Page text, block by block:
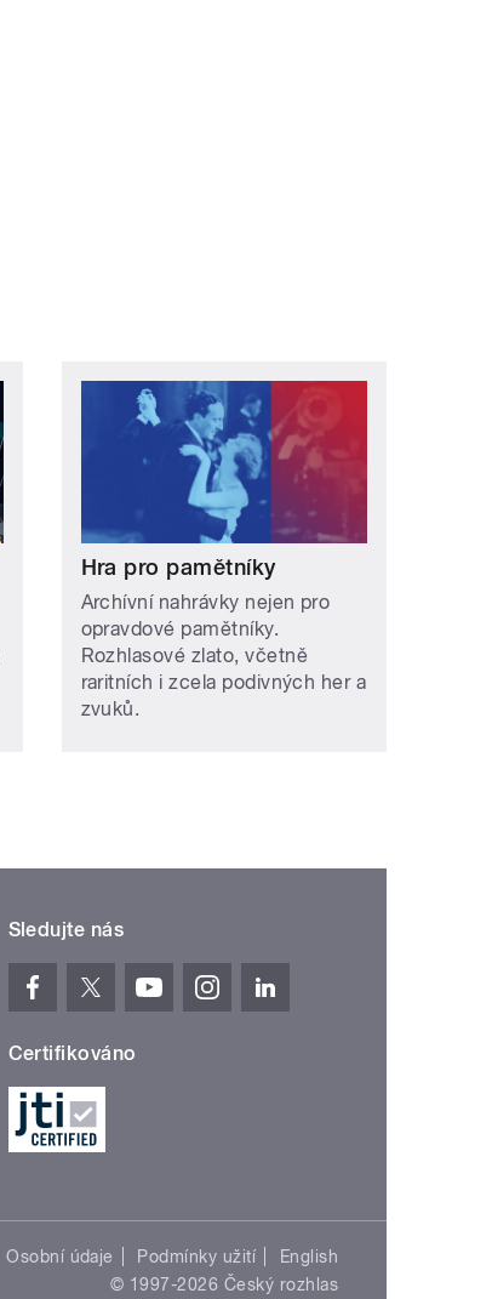
Hra pro pamětníky
Archívní nahrávky nejen pro
opravdové pamětníky.
Rozhlasové zlato, včetně
raritních i zcela podivných her a
zvuků.
Sledujte nás
Certifikováno
Osobní údaje Podmínky užití
English
© 1997-2026 Český rozhlas